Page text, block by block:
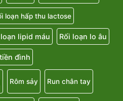
loạn hấp thu lactose
loạn lipid máu Rối loạn lo âu
đình
Rôm sảy Run chân tay